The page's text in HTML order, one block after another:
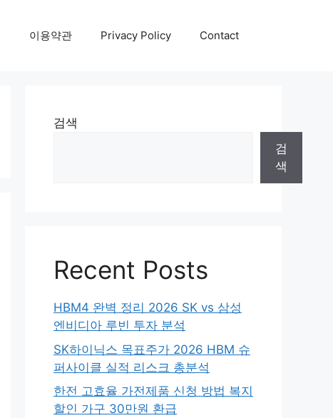
이용약관 Privacy Policy Contact
검색
검
색
Recent Posts
HBM4 완벽 정리 2026 SK vs 삼성
엔비디아 루빈 투자 분석
SK하이닉스 목표주가 2026 HBM 슈
퍼사이클 실적 리스크 총분석
한전 고효율 가전제품 신청 방법 복지
할인 가구 30만원 환급